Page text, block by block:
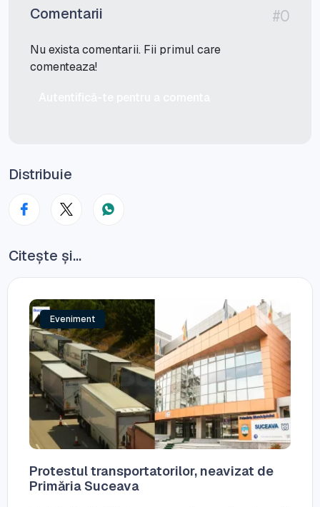
Comentarii #0
Nu exista comentarii. Fii primul care
comenteaza!
Distribuie
Citește și...
Eveniment
Protestul transportatorilor, neavizat de
Primăria Suceava